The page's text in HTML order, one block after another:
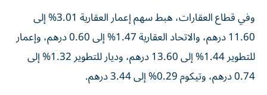
وفي قطاع العقارات، هبط سهم إعمار العقارية 3.01% إلى
11.60 درهم، والاتحاد العقارية 1.47% إلى 0.60 درهم، وإعمار
للتطوير 1.44% إلى 13.60 درهم، وديار للتطوير 1.32% إلى
0.74 درهم، وتيكوم 0.29% إلى 3.44 درهم.